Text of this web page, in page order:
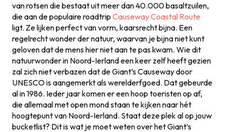
van rotsen die bestaat uit meer dan 40.000 basaltzuilen,
die aan de populaire roadtrip Causeway Coastal Route
ligt. Ze lijken perfect van vorm, kaarsrecht bijna. Een
regelrecht wonder der natuur, waarvan je bijna niet kunt
geloven dat de mens hier niet aan te pas kwam. Wie dit
natuurwonder in Noord-Ierland een keer zelf heeft gezien
zal zich niet verbazen dat de Giant’s Causeway door
UNESCO is aangemerkt als werelderfgoed. Dat gebeurde
al in 1986. Ieder jaar komen er een hoop toeristen op af,
die allemaal met open mond staan te kijken naar hét
hoogtepunt van Noord-Ierland. Staat deze plek al op jouw
bucketlist? Dit is wat je moet weten over het Giant’s